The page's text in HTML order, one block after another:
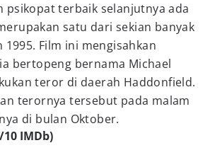
psikopat terbaik selanjutnya ada
satu dari sekian banyak
Film ini mengisahkan
bertopeng bernama Michael
teror di daerah Haddonfield.
terornya tersebut pada malam
di bulan Oktober.
10 IMDb)